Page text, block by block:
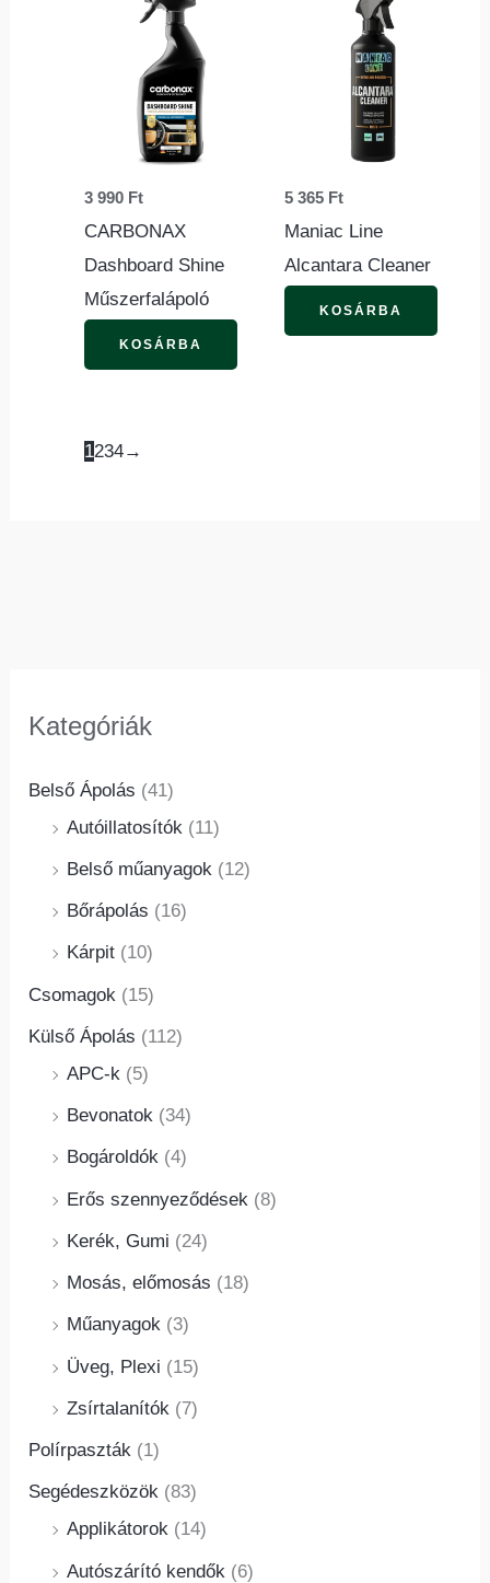
Kategóriák
Belső Ápolás (41)
Autóillatosítók (11)
Belső műanyagok (12)
Bőrápolás (16)
Kárpit (10)
Csomagok (15)
Külső Ápolás (112)
APC-k (5)
Bevonatok (34)
Bogároldók (4)
Erős szennyeződések (8)
Kerék, Gumi (24)
Mosás, előmosás (18)
Műanyagok (3)
Üveg, Plexi (15)
Zsírtalanítók (7)
Polírpaszták (1)
Segédeszközök (83)
Applikátorok (14)
Autószárító kendők (6)
3 990 Ft
CARBONAX
Dashboard Shine
Műszerfalápoló
KOSÁRBA
5 365 Ft
Maniac Line
Alcantara Cleaner
KOSÁRBA
1234→